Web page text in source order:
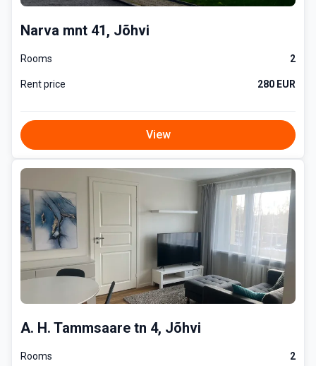
Narva mnt 41, Jõhvi
Rooms 2
Rent price 280 EUR
View
A. H. Tammsaare tn 4, Jõhvi
Rooms 2